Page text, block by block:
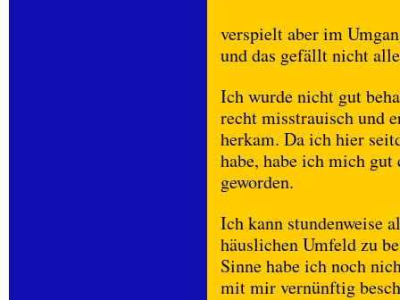
verspielt aber im
und das gefällt nicht
Ich wurde nicht gut
recht misstrauisch und
herkam. Da ich hier
habe, habe ich mich
geworden.
Ich kann stundenweise
häuslichen Umfeld zu
Sinne habe ich noch
mit mir vernünftig